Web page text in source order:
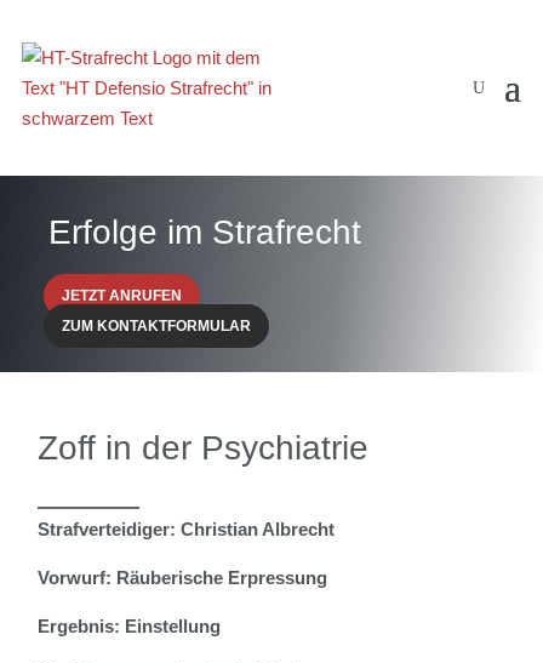
Erfolge im Strafrecht
JETZT ANRUFEN
ZUM KONTAKTFORMULAR
Zoff in der Psychiatrie
Strafverteidiger: Christian Albrecht
Vorwurf: Räuberische Erpressung
Ergebnis: Einstellung